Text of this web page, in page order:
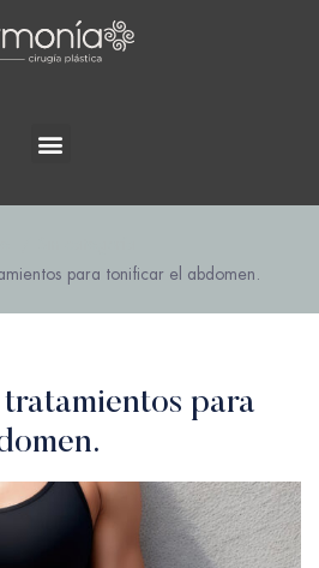
para tonificar el abdomen.
para